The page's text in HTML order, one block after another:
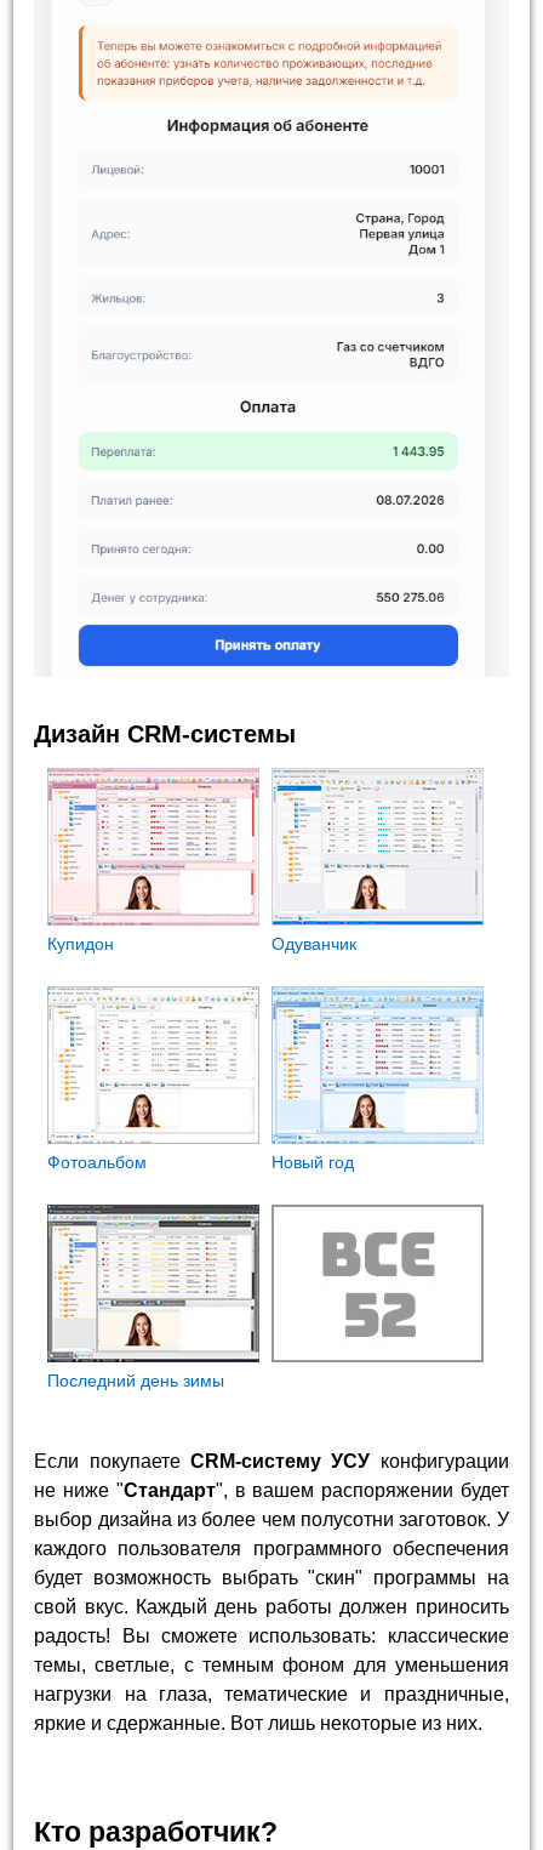
Дизайн CRM-системы
Купидон Одуванчик
Фотоальбом Новый год
Последний день зимы
Если покупаете CRM-систему УСУ конфигурации
не ниже "Стандарт", в вашем распоряжении будет
выбор дизайна из более чем полусотни заготовок. У
каждого пользователя программного обеспечения
будет возможность выбрать "скин" программы на
свой вкус. Каждый день работы должен приносить
радость! Вы сможете использовать: классические
темы, светлые, с темным фоном для уменьшения
нагрузки на глаза, тематические и праздничные,
яркие и сдержанные. Вот лишь некоторые из них.
Кто разработчик?